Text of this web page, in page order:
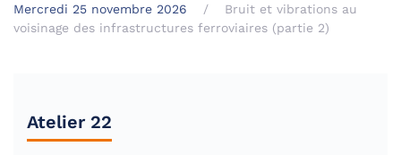
Mercredi 25 novembre 2026
Bruit et vibrations au
voisinage des infrastructures ferroviaires (partie 2)
Atelier 22